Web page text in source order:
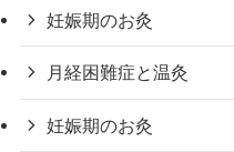
妊娠期のお灸
月経困難症と温灸
妊娠期のお灸